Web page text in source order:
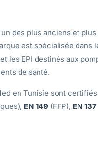
des plus anciens et
est spécialisée dans
les EPI destinés aux
de santé.
en Tunisie sont
EN 149 (FFP), EN 137